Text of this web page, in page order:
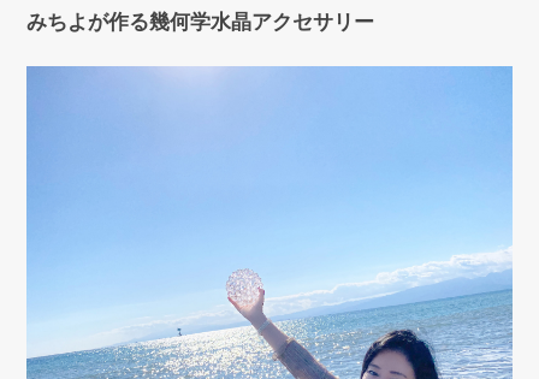
みちよが作る幾何学水晶アクセサリー